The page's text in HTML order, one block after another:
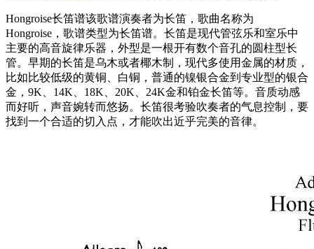
Hongroise长笛谱该歌谱演奏者为长笛，歌曲名称为
Hongroise，歌谱类型为长笛谱。长笛是现代管弦乐和室乐中
主要的高音旋律乐器，外型是一根开有数个音孔的圆柱型长
管。早期的长笛是乌木或者椰木制，现代多使用金属的材质，
比如比较低级的黄铜、白铜，普通的镍银合金到专业型的银合
金，9K、14K、18K、20K、24K金和铂金长笛等。音质动感
而好听，声音婉转而悠扬。长笛很考验吹奏者的气息控制，要
找到一个合适的切入点，才能吹出近乎完美的音律。